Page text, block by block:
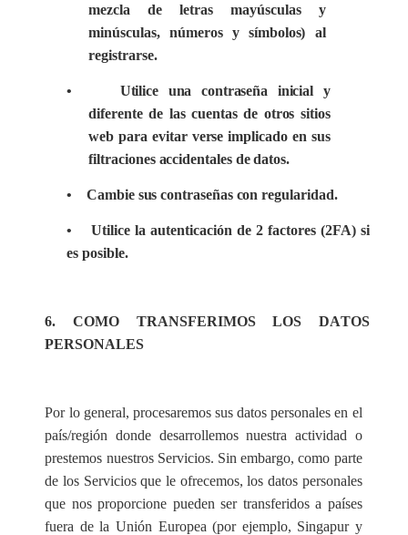
mezcla de letras mayúsculas y
minúsculas, números y símbolos) al
registrarse.
• Utilice una contraseña inicial y
diferente de las cuentas de otros sitios
web para evitar verse implicado en sus
filtraciones accidentales de datos.
• Cambie sus contraseñas con regularidad.
• Utilice la autenticación de 2 factores (2FA) si
es posible.
6. COMO TRANSFERIMOS LOS DATOS
PERSONALES
Por lo general, procesaremos sus datos personales en el
país/región donde desarrollemos nuestra actividad o
prestemos nuestros Servicios. Sin embargo, como parte
de los Servicios que le ofrecemos, los datos personales
que nos proporcione pueden ser transferidos a países
fuera de la Unión Europea (por ejemplo, Singapur y